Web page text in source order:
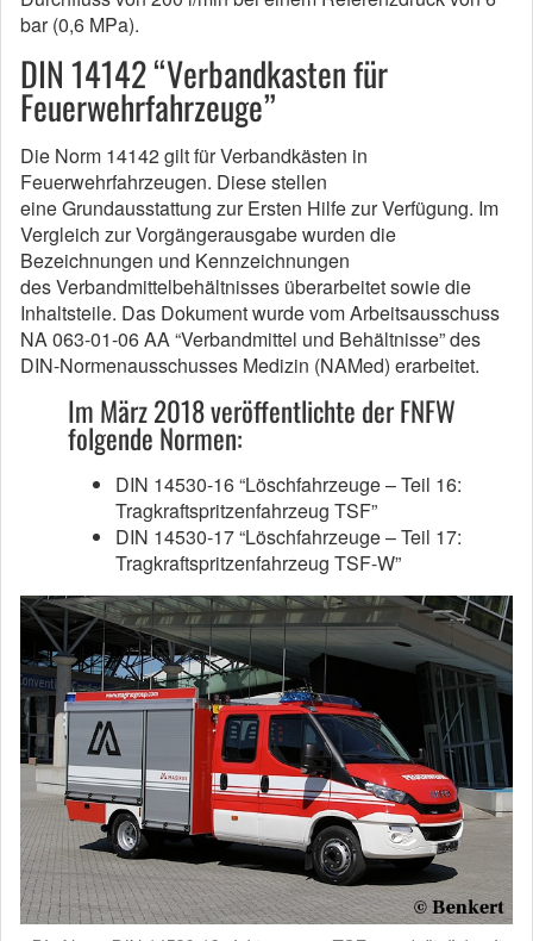
bar (0,6 MPa).
DIN 14142 “Verbandkasten für
Feuerwehrfahrzeuge”
Die Norm 14142 gilt für Verbandkästen in
Feuerwehrfahrzeugen. Diese stellen
eine Grundausstattung zur Ersten Hilfe zur Verfügung. Im
Vergleich zur Vorgängerausgabe wurden die
Bezeichnungen und Kennzeichnungen
des Verbandmittelbehältnisses überarbeitet sowie die
Inhaltsteile. Das Dokument wurde vom Arbeitsausschuss
NA 063-01-06 AA “Verbandmittel und Behältnisse” des
DIN-Normenausschusses Medizin (NAMed) erarbeitet.
Im März 2018 veröffentlichte der FNFW
folgende Normen:
DIN 14530-16 “Löschfahrzeuge – Teil 16:
Tragkraftspritzenfahrzeug TSF”
DIN 14530-17 “Löschfahrzeuge – Teil 17:
Tragkraftspritzenfahrzeug TSF-W”